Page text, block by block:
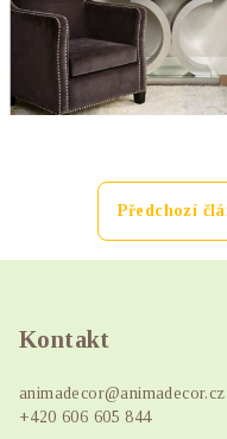
Předchozí
Kontakt
animadecor@animadecor.cz
+420 606 605 844